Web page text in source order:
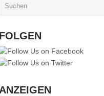
FOLGEN
ANZEIGEN